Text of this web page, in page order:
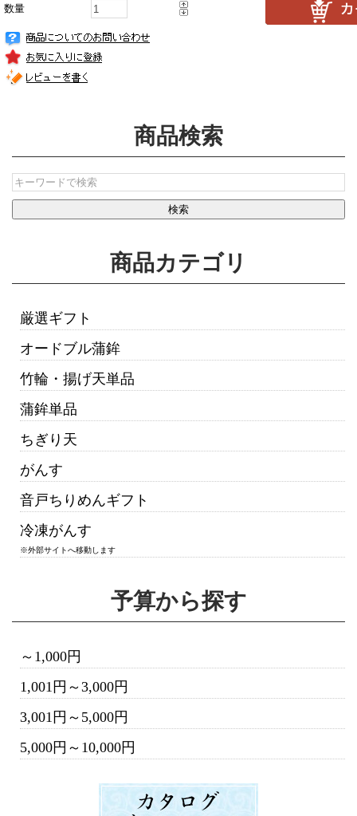
数量
商品検索
商品カテゴリ
厳選ギフト
オードブル蒲鉾
竹輪・揚げ天単品
蒲鉾単品
ちぎり天
がんす
音戸ちりめんギフト
冷凍がんす
※外部サイトへ移動します
予算から探す
～1,000円
1,001円～3,000円
3,001円～5,000円
5,000円～10,000円